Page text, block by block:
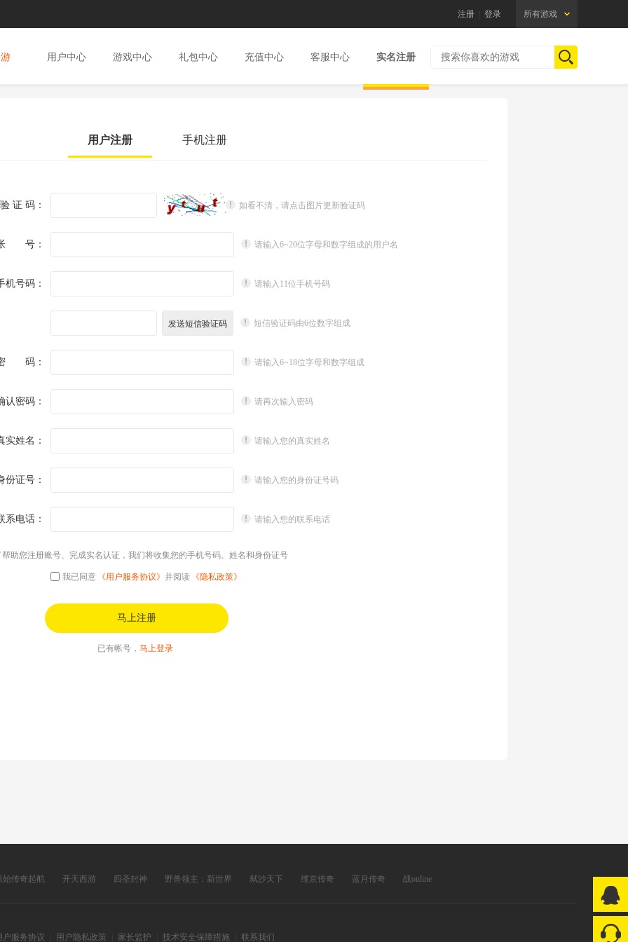
所有游戏
登录
注册
用户中心 游戏中心 礼包中心 充值中心 客服中心 实名注册
用户注册 手机注册
验 证 码： 如看不清，请点击图片更新验证码
号： 请输入6~20位字母和数字组成的用户名
机号码： 请输入11位手机号码
短信验证码由6位数字组成
码： 请输入6~18位字母和数字组成
认密码： 请再次输入密码
实姓名： 请输入您的真实姓名
份证号： 请输入您的身份证号码
系电话： 请输入您的联系电话
帮助您注册账号、完成实名认证，我们将收集您的手机号码、姓名和身份证号
我已同意 《用户服务协议》 并阅读 《隐私政策》
马上注册
已有帐号， 马上登录
始传奇起航 开天西游 四圣封神 野兽领主：新世界 弑沙天下 维京传奇 蓝月传奇 战online
户服务协议 用户隐私政策 家长监护 技术安全保障措施 联系我们